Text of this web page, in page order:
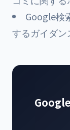
Google検
するガイダン